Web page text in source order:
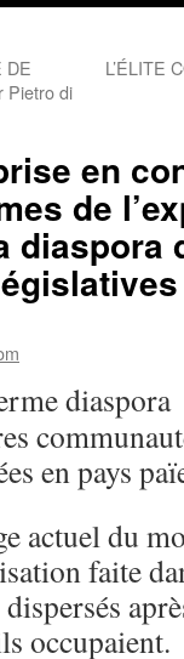
DE
Pietro di
L’ÉLITE
en
de
diaspora
diaspora
en pays
actuel du
faite
occupaient.